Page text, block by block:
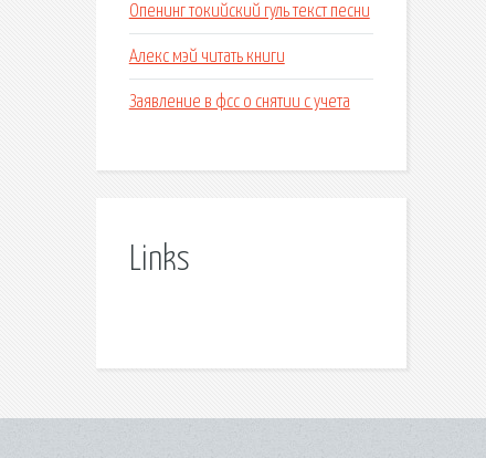
Опенинг токийский гуль текст песни
Алекс мэй читать книги
Заявление в фсс о снятии с учета
Links